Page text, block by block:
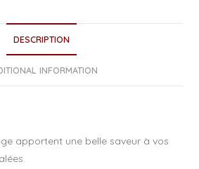
DESCRIPTION
INFORMATION
apportent une belle saveur à vos